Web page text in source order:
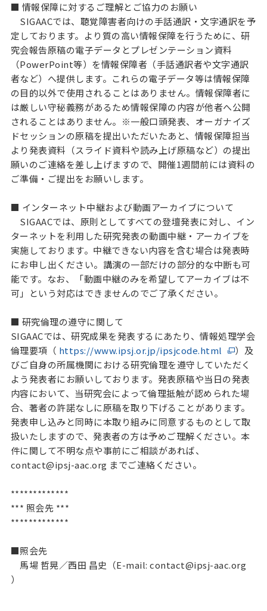
■ 情報保障に対するご理解とご協力のお願い
SIGAACでは、聴覚障害者向けの手話通訳・文字通訳を予
定しております。より質の高い情報保障を行うために、研
究会報告原稿の電子データとプレゼンテーション資料
（PowerPoint等）を情報保障者（手話通訳者や文字通訳
者など）へ提供します。これらの電子データ等は情報保障
の目的以外で使用されることはありません。情報保障者に
は厳しい守秘義務があるため情報保障の内容が他者へ公開
されることはありません。※一般口頭発表、オーガナイズ
ドセッションの原稿を提出いただいたあと、情報保障担当
より発表資料（スライド資料や読み上げ原稿など）の提出
願いのご連絡を差し上げますので、開催1週間前には資料の
ご準備・ご提出をお願いします。
■ インターネット中継および動画アーカイブについて
SIGAACでは、原則としてすべての登壇発表に対し、イン
ターネットを利用した研究発表の動画中継・アーカイブを
実施しております。中継できない内容を含む場合は発表時
にお申し出ください。講演の一部だけの部分的な中断も可
能です。なお、「動画中継のみを希望してアーカイブは不
可」という対応はできませんのでご了承ください。
■ 研究倫理の遵守に関して
SIGAACでは、研究成果を発表するにあたり、情報処理学会
倫理要項（ https://www.ipsj.or.jp/ipsjcode.html
）及
びご自身の所属機関における研究倫理を遵守していただく
よう発表者にお願いしております。発表原稿や当日の発表
内容において、当研究会によって倫理抵触が認められた場
合、著者の許諾なしに原稿を取り下げることがあります。
発表申し込みと同時に本取り組みに同意するものとして取
扱いたしますので、発表者の方は予めご理解ください。本
件に関して不明な点や事前にご相談があれば、
contact@ipsj-aac.org までご連絡ください。
*************
*** 照会先 ***
*************
■照会先
馬場 哲晃／西田 昌史（E-mail: contact@ipsj-aac.org
）